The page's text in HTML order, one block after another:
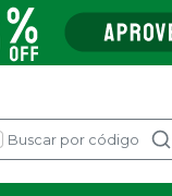
Buscar por código